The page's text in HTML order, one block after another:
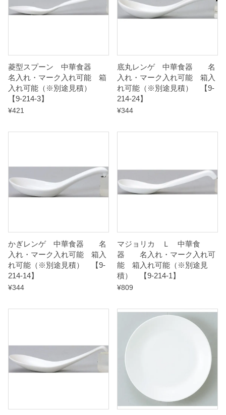
（
見
積
）
2
1
3
】
q
u
a
t
y
菱型スプーン 中華食器
名入れ・マーク入れ可能 箱
入れ可能（※別途見積）
【9-214-3】
¥421
底丸レンゲ 中華食器 名
入れ・マーク入れ可能 箱入
れ可能（※別途見積） 【9-
214-24】
¥344
かぎレンゲ 中華食器 名
入れ・マーク入れ可能 箱入
れ可能（※別途見積） 【9-
214-14】
¥344
マジョリカ Ｌ 中華食
器 名入れ・マーク入れ可
能 箱入れ可能（※別途見
積） 【9-214-1】
¥809